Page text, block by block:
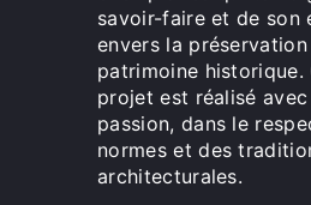
savoir-faire et de son
envers la préservation
patrimoine historique.
projet est réalisé
passion, dans le
normes et des
architecturales.